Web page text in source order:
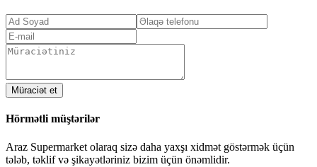
Müraciət et
Hörmətli müştərilər
Araz Supermarket olaraq sizə daha yaxşı xidmət göstərmək üçün
tələb, təklif və şikayətləriniz bizim üçün önəmlidir.